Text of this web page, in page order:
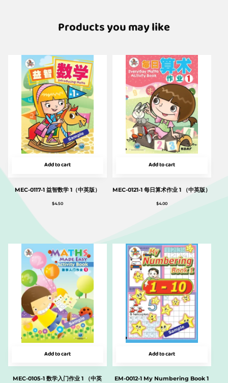
Products you may like
Add to cart
MEC-0117-1 益智数学 1（中英版）
$4.50
Add to cart
MEC-0121-1 每日算术作业 1 （中英版）
$4.00
Add to cart
MEC-0105-1 数学入门作业 1 （中英
Add to cart
EM-0012-1 My Numbering Book 1